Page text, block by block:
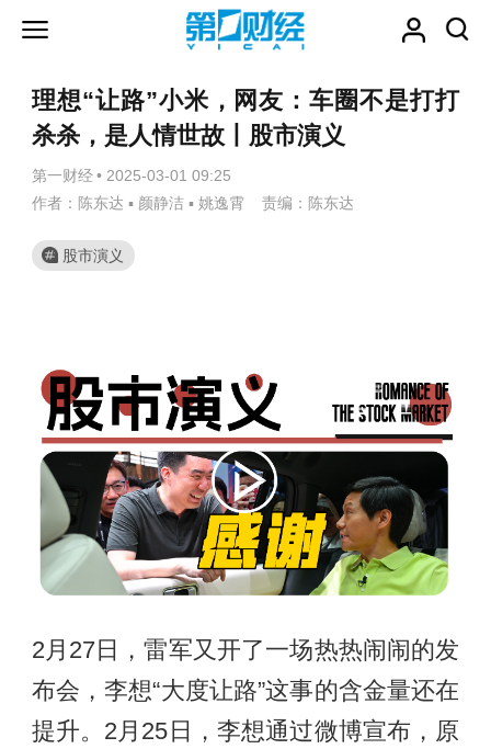
理想“让路”小米，网友：车圈不是打打
杀杀，是人情世故丨股市演义
第一财经 • 2025-03-01 09:25
作者：陈东达 ▪ 颜静洁 ▪ 姚逸霄 责编：陈东达
股市演义
2月27日，雷军又开了一场热热闹闹的发
布会，李想“大度让路”这事的含金量还在
提升。2月25日，李想通过微博宣布，原